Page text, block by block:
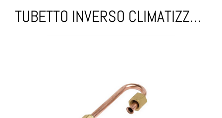
TUBETTO INVERSO CLIMATIZZATORE 1/4 MF